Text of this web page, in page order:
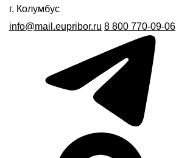
г. Колумбус
info@mail.eupribor.ru 8 800 770-09-06